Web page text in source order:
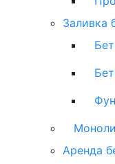
Заливка
Аренда